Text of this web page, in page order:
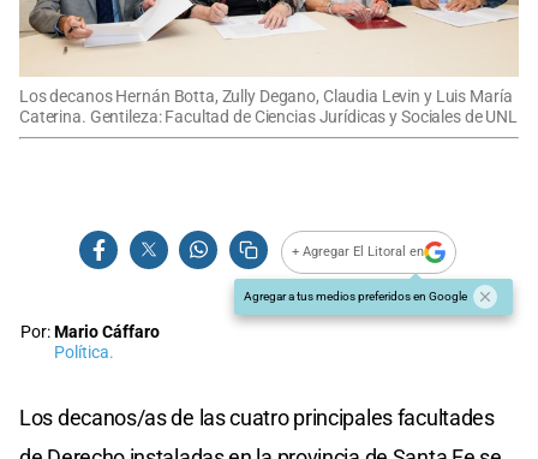
Los decanos Hernán Botta, Zully Degano, Claudia Levin y Luis María
Caterina. Gentileza: Facultad de Ciencias Jurídicas y Sociales de UNL
+ Agregar El Litoral en
Agregar a tus medios preferidos en Google
Por:Mario Cáffaro
Política.
Los decanos/as de las cuatro principales facultades